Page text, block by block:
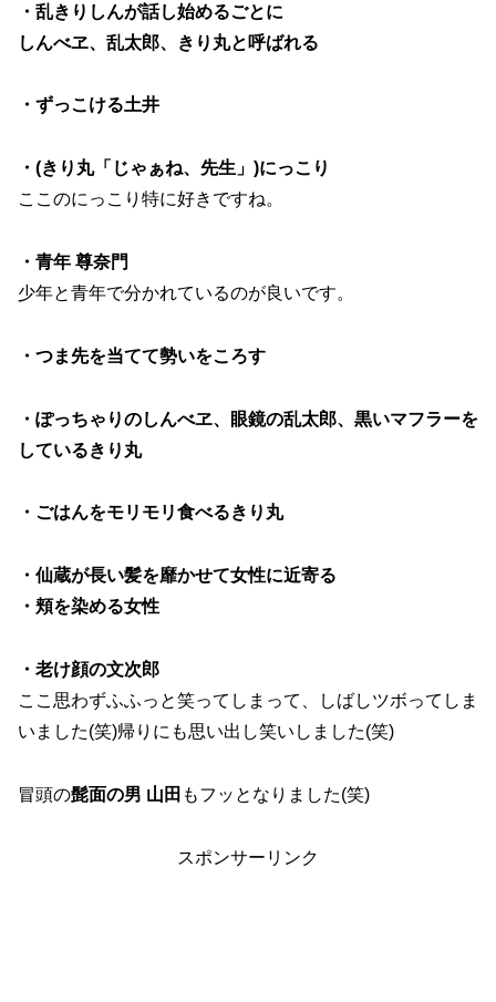
・乱きりしんが話し始めるごとに
しんべヱ、乱太郎、きり丸と呼ばれる
・ずっこける土井
・(きり丸「じゃぁね、先生」)にっこり
ここのにっこり特に好きですね。
・青年 尊奈門
少年と青年で分かれているのが良いです。
・つま先を当てて勢いをころす
・ぽっちゃりのしんべヱ、眼鏡の乱太郎、黒いマフラーを
しているきり丸
・ごはんをモリモリ食べるきり丸
・仙蔵が長い髪を靡かせて女性に近寄る
・頬を染める女性
・老け顔の文次郎
ここ思わずふふっと笑ってしまって、しばしツボってしま
いました(笑)帰りにも思い出し笑いしました(笑)
冒頭の髭面の男 山田 もフッとなりました(笑)
スポンサーリンク